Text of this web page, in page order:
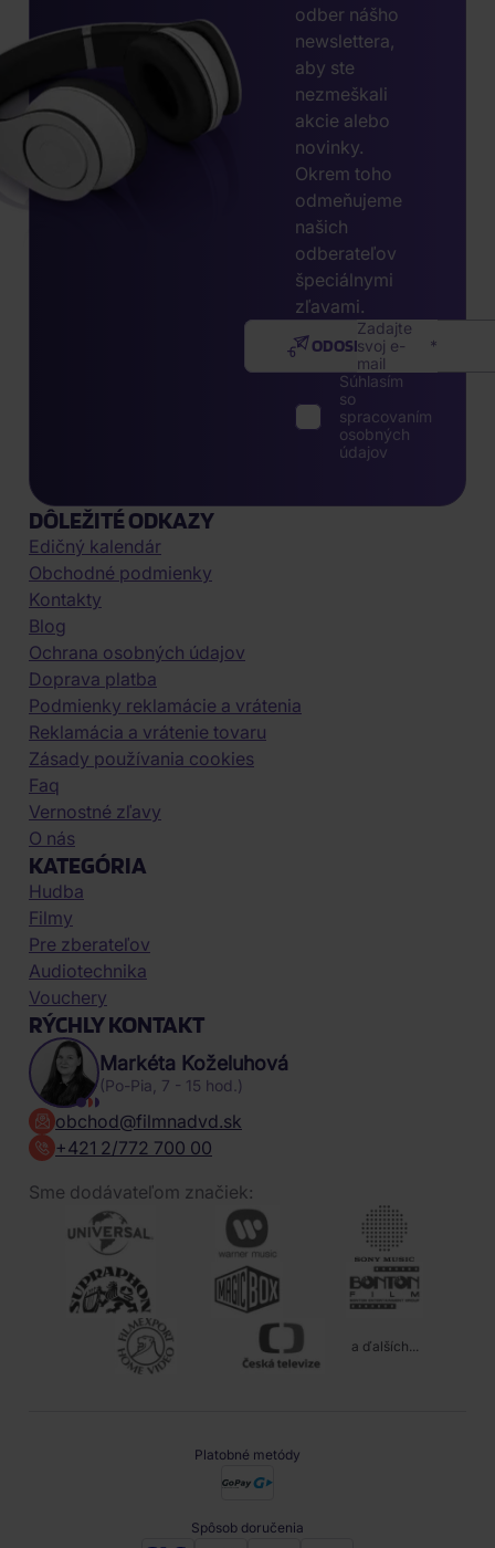
odber nášho
newslettera,
aby ste
nezmeškali
akcie alebo
novinky.
Okrem toho
odmeňujeme
našich
odberateľov
špeciálnymi
zľavami.
Zadajte
svoj e-
mail
ODOSLAŤ
Súhlasím
so
spracovaním
osobných
údajov
DÔLEŽITÉ ODKAZY
Edičný kalendár
Obchodné podmienky
Kontakty
Blog
Ochrana osobných údajov
Doprava platba
Podmienky reklamácie a vrátenia
Reklamácia a vrátenie tovaru
Zásady používania cookies
Faq
Vernostné zľavy
O nás
KATEGÓRIA
Hudba
Filmy
Pre zberateľov
Audiotechnika
Vouchery
RÝCHLY KONTAKT
Markéta Koželuhová
(Po-Pia, 7 - 15 hod.)
obchod@filmnadvd.sk
+421 2/772 700 00
Sme dodávateľom značiek:
a ďalších...
Platobné metódy
Spôsob doručenia